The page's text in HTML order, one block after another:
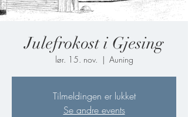
Julefrokost i Gjesing
lør. 15. nov.
  |
Auning
Tilmeldingen er lukket
Se andre events